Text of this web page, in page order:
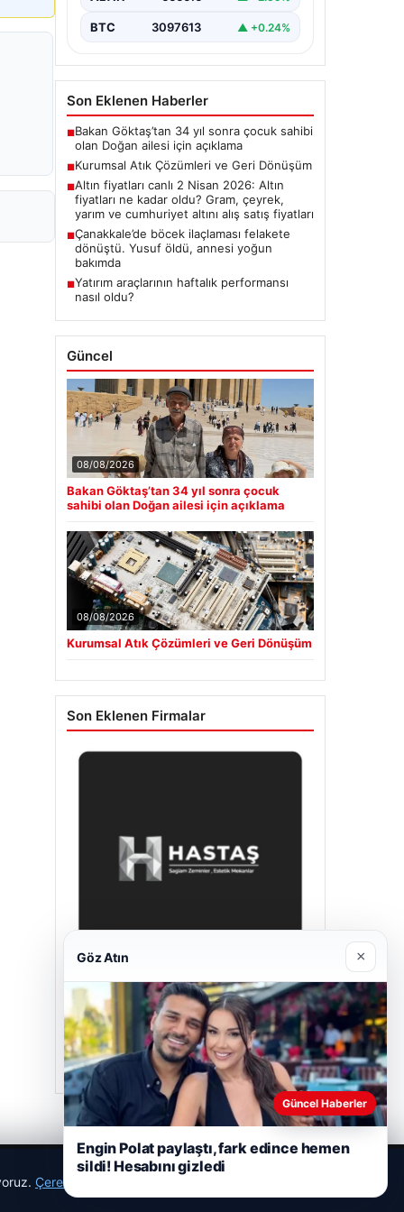
BTC 3097613 ▲ +0.24%
Son Eklenen Haberler
■Bakan Göktaş’tan 34 yıl sonra çocuk sahibi
olan Doğan ailesi için açıklama
■Kurumsal Atık Çözümleri ve Geri Dönüşüm
■Altın fiyatları canlı 2 Nisan 2026: Altın
fiyatları ne kadar oldu? Gram, çeyrek,
yarım ve cumhuriyet altını alış satış fiyatları
■Çanakkale’de böcek ilaçlaması felakete
dönüştü. Yusuf öldü, annesi yoğun
bakımda
■Yatırım araçlarının haftalık performansı
nasıl oldu?
Güncel
08/08/2026
Bakan Göktaş’tan 34 yıl sonra çocuk
sahibi olan Doğan ailesi için açıklama
08/08/2026
Kurumsal Atık Çözümleri ve Geri Dönüşüm
Son Eklenen Firmalar
Hastaş Beton
26/05/2026
Çerez Politikamız
Göz Atın ×
Güncel Haberler
Engin Polat paylaştı, fark edince hemen
sildi! Hesabını gizledi